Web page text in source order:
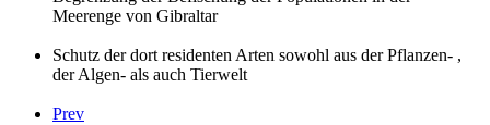
Meerenge von Gibraltar
Schutz der dort residenten Arten sowohl aus der Pflanzen- ,
der Algen- als auch Tierwelt
Prev